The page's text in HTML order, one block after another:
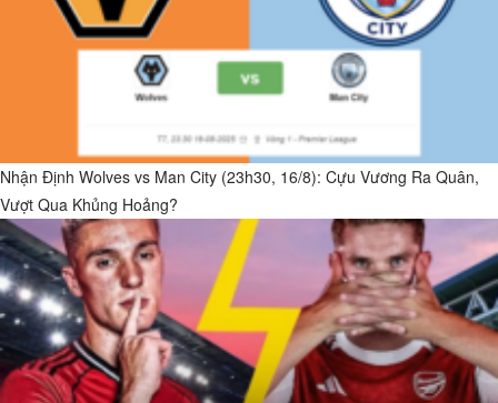
Nhận Định Wolves vs Man City (23h30, 16/8): Cựu Vương Ra Quân,
Vượt Qua Khủng Hoảng?